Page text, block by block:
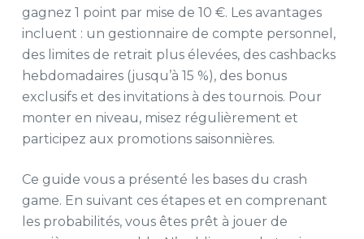
gagnez 1 point par mise de 10 €. Les avantages
incluent : un gestionnaire de compte personnel,
des limites de retrait plus élevées, des cashbacks
hebdomadaires (jusqu’à 15 %), des bonus
exclusifs et des invitations à des tournois. Pour
monter en niveau, misez régulièrement et
participez aux promotions saisonnières.
Ce guide vous a présenté les bases du crash
game. En suivant ces étapes et en comprenant
les probabilités, vous êtes prêt à jouer de